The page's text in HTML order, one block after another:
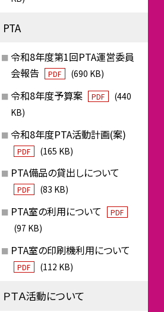
PTA
令和8年度第1回PTA運営委員
会報告
PDF (690 KB)
令和8年度予算案 PDF
(440
KB)
令和8年度PTA活動計画(案)
PDF (165 KB)
PTA備品の貸出しについて
PDF (83 KB)
PTA室の利用について PDF
(97 KB)
PTA室の印刷機利用について
PDF (112 KB)
ＰＴＡ活動について